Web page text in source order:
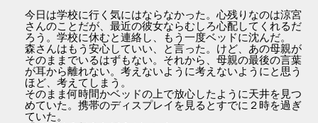
今日は学校に行く気にはならなかった。心残りなのは涼宮
さんのことだが、最近の彼女ならむしろ心配してくれるだ
ろう。学校に休むと連絡し、もう一度ベッドに沈んだ。
森さんはもう安心していい、と言った。けど、あの母親が
そのままでいるはずもない。それから、母親の最後の言葉
が耳から離れない。考えないように考えないようにと思う
ほど、考えてしまう。
そのまま何時間かベッドの上で放心したように天井を見つ
めていた。携帯のディスプレイを見るとすでに２時を過ぎ
ていた。